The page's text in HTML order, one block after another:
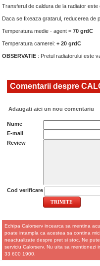
Transferul de caldura de la radiator
Daca se fixeaza gratarul, reducerea de
Temperatura medie - agent = 70 grdC
Temperatura camerei: + 20 grdC
OBSERVATIE: Pretul radiatorului este
Comentarii despre
Adaugati aici un nou comentariu
Nume
E-mail
Review
Cod verificare
Echipa Calorserv incearca sa mentina
poate intampla ca acestea sa contina
neactualizate despre pret si stoc. Ne
serviciu Calorserv. Nu uita sa mentionezi
33 600 1900.